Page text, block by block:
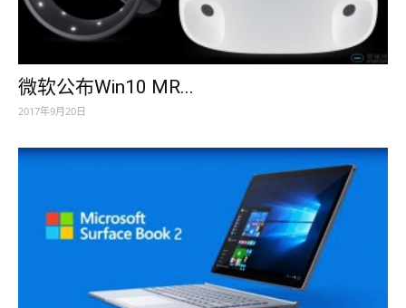
微软公布Win10 MR...
2017年9月20日